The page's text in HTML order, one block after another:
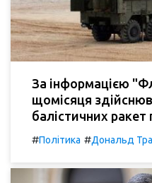
За інформацією
щомісяця
балістичних ракет
#Політика #Дональд